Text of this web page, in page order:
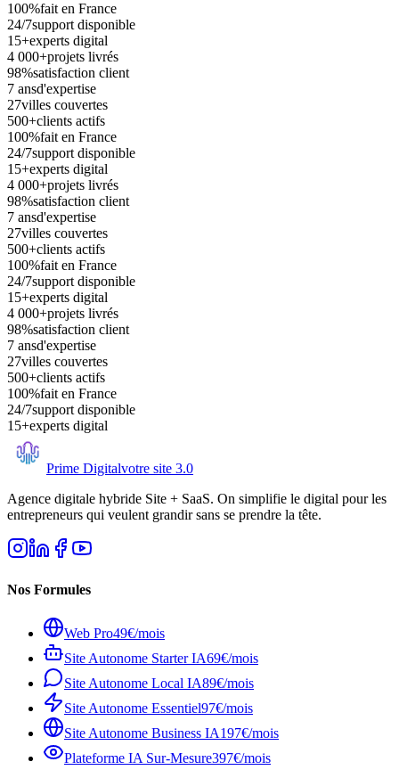
100%fait en France
24/7support disponible
15+experts digital
4 000+projets livrés
98%satisfaction client
7 ansd'expertise
27villes couvertes
500+clients actifs
100%fait en France
24/7support disponible
15+experts digital
4 000+projets livrés
98%satisfaction client
7 ansd'expertise
27villes couvertes
500+clients actifs
100%fait en France
24/7support disponible
15+experts digital
4 000+projets livrés
98%satisfaction client
7 ansd'expertise
27villes couvertes
500+clients actifs
100%fait en France
24/7support disponible
15+experts digital
Prime Digitalvotre site 3.0
Agence digitale hybride Site + SaaS. On simplifie le digital pour les
entrepreneurs qui veulent grandir sans se prendre la tête.
Nos Formules
Web Pro49€/mois
Site Autonome Starter IA69€/mois
Site Autonome Local IA89€/mois
Site Autonome Essentiel97€/mois
Site Autonome Business IA197€/mois
Plateforme IA Sur-Mesure397€/mois